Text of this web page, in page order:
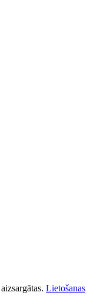
Lietošanas